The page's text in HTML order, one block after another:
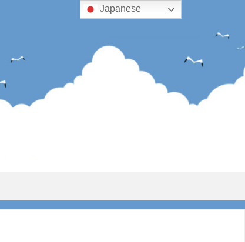
Japanese